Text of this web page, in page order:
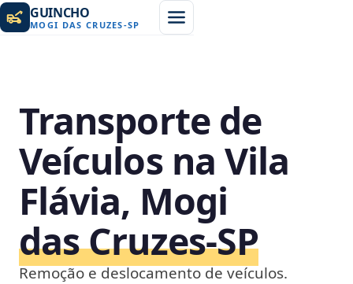
GUINCHO
MOGI DAS CRUZES-SP
Transporte de
Veículos na Vila
Flávia, Mogi
das Cruzes‑SP
Remoção e deslocamento de veículos.